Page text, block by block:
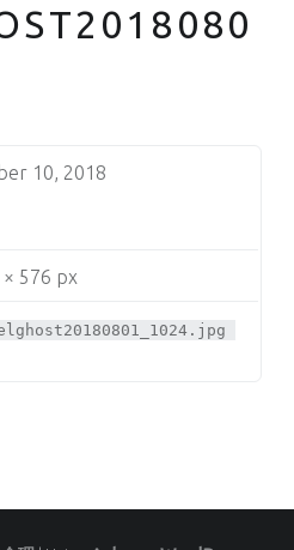
10, 2018
× 576 px